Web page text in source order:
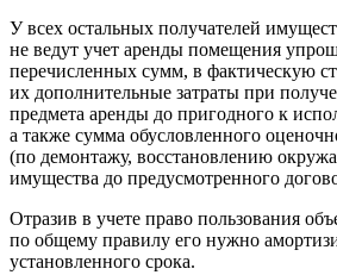
У всех остальных получателей
не ведут учет аренды помещения
перечисленных сумм, в фактическую
их дополнительные затраты при
предмета аренды до пригодного к
а также сумма обусловленного
(по демонтажу, восстановлению
имущества до предусмотренного
Отразив в учете право пользования
по общему правилу его нужно
установленного срока.